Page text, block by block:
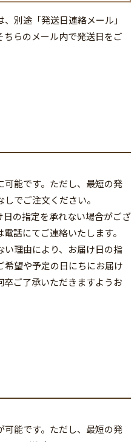
別途「発送日連絡メール」
らのメール内で発送日をご
可能です。ただし、最短の発
でご注文ください。
の指定を承れない場合がござ
話にてご連絡いたします。
理由により、お届け日の指
望や予定の日にちにお届け
ご了承いただきますようお
可能です。ただし、最短の発